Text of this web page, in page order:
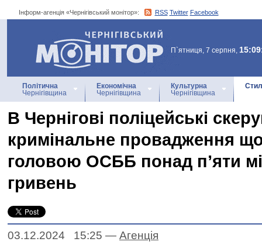
Інформ-агенція «Чернігівський монітор»: RSS Twitter Facebook
Інформ-агенція
«Чернігівський монітор»
П`ятниця, 7 серпня,
Політична
Чернігівщина
Економічна
Чернігівщина
Культурна
Чернігівщина
В Чернігові поліцейські
кримінальне провадження
головою ОСББ понад п’яти
гривень
03.12.2024 15:25 — Агенцiя